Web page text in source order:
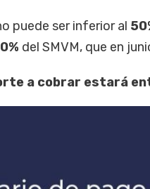
puede ser inferior al
del SMVM, que en
a cobrar estará